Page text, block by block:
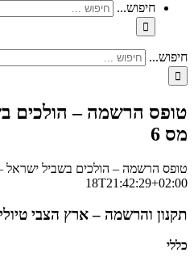
חיפוש...
חיפוש...
טופס הרשמה – הולכים
מס 6
טופס הרשמה – הולכים בשביל ישראל
18T21:42:29+02:00
תקנון והרשמה – ארץ הצבי
כללי